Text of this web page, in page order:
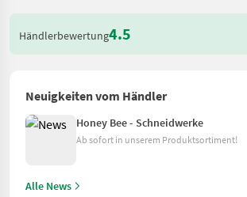
Händlerbewertung4.5
Neuigkeiten vom Händler
Honey Bee - Schneidwerke
Ab sofort in unserem Produktsortiment!
Alle News